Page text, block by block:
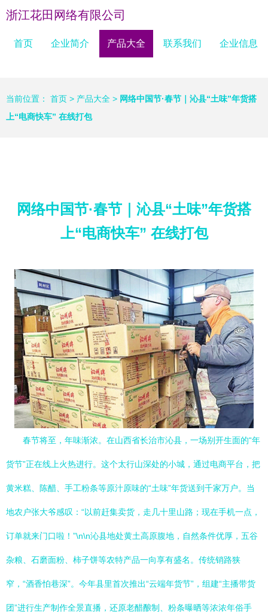
浙江花田网络有限公司
首页 企业简介 产品大全 联系我们 企业信息
当前位置： 首页 > 产品大全 > 网络中国节·春节｜沁县“土味”年货搭
上“电商快车” 在线打包
网络中国节·春节｜沁县“土味”年货搭
上“电商快车” 在线打包
春节将至，年味渐浓。在山西省长治市沁县，一场别开生面的“年
货节”正在线上火热进行。这个太行山深处的小城，通过电商平台，把
黄米糕、陈醋、手工粉条等原汁原味的“土味”年货送到千家万户。当
地农户张大爷感叹：“以前赶集卖货，走几十里山路；现在手机一点，
订单就来门口啦！”\n\n沁县地处黄土高原腹地，自然条件优厚，五谷
杂粮、石磨面粉、柿子饼等农特产品一向享有盛名。传统销路狭
窄，“酒香怕巷深”。今年县里首次推出“云端年货节”，组建“主播带货
团”进行生产制作全景直播，还原老醋酿制、粉条曝晒等浓浓年俗手